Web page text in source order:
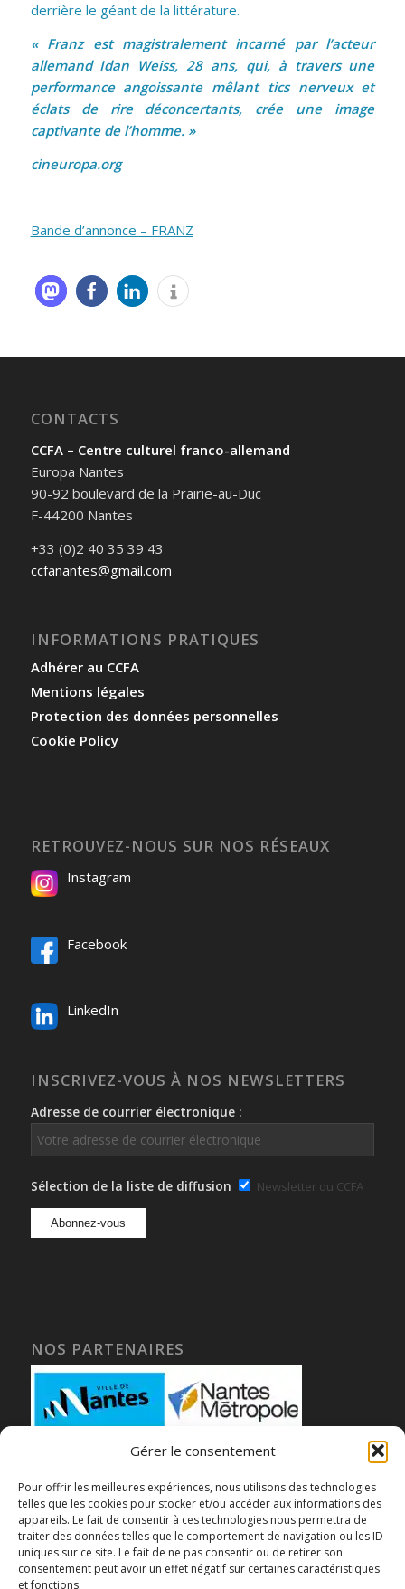
Gérer le consentement
Pour offrir les meilleures expériences, nous utilisons des technologies
telles que les cookies pour stocker et/ou accéder aux informations des
appareils. Le fait de consentir à ces technologies nous permettra de
traiter des données telles que le comportement de navigation ou les ID
uniques sur ce site. Le fait de ne pas consentir ou de retirer son
consentement peut avoir un effet négatif sur certaines caractéristiques
et fonctions.
derrière le géant de la littérature.
« Franz est magistralement incarné par l’acteur
allemand Idan Weiss, 28 ans, qui, à travers une
performance angoissante mêlant tics nerveux et
éclats de rire déconcertants, crée une image
captivante de l’homme. »
cineuropa.org
Bande d’annonce – FRANZ
CONTACTS
CCFA – Centre culturel franco-allemand
Europa Nantes
90-92 boulevard de la Prairie-au-Duc
F-44200 Nantes
+33 (0)2 40 35 39 43
ccfanantes@gmail.com
INFORMATIONS PRATIQUES
Adhérer au CCFA
Mentions légales
Protection des données personnelles
Cookie Policy
RETROUVEZ-NOUS SUR NOS RÉSEAUX
Instagram
Facebook
LinkedIn
INSCRIVEZ-VOUS À NOS NEWSLETTERS
Adresse de courrier électronique :
Sélection de la liste de diffusion Newsletter du CCFA
NOS PARTENAIRES